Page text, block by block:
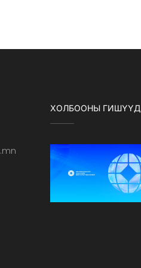
ХОЛБООНЫ ГИШҮҮД